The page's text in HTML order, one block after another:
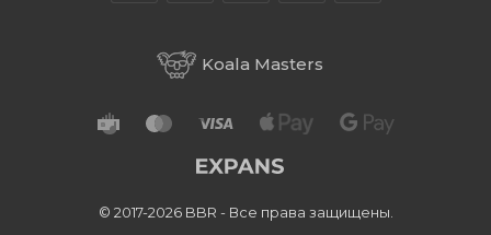
Koala Masters
© 2017-2026 BBR - Все права защищены.